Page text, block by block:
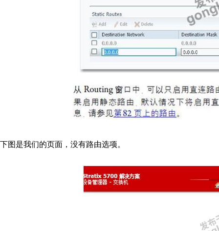
下图是我们的页面，没有路由选项。